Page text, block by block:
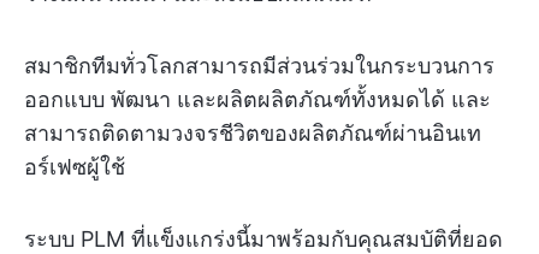
สมาชิกทีมทั่วโลกสามารถมีส่วนร่วมในกระบวนการ
ออกแบบ พัฒนา และผลิตผลิตภัณฑ์ทั้งหมดได้ และ
สามารถติดตามวงจรชีวิตของผลิตภัณฑ์ผ่านอินเท
อร์เฟซผู้ใช้
ระบบ PLM ที่แข็งแกร่งนี้มาพร้อมกับคุณสมบัติที่ยอด